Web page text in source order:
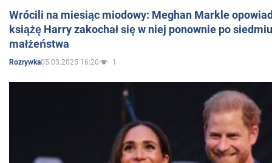
Wrócili na miesiąc miodowy: Meghan Markle
książę Harry zakochał się w niej ponownie po
małżeństwa
Rozrywka05.03.2025 16:20 1